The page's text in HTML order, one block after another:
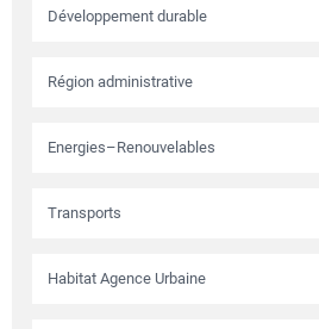
Développement durable
Région administrative
Energies–Renouvelables
Transports
Habitat Agence Urbaine